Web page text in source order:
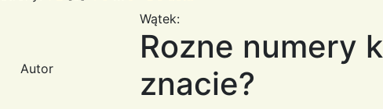
Autor
Wątek:
Rozne numery
znacie?